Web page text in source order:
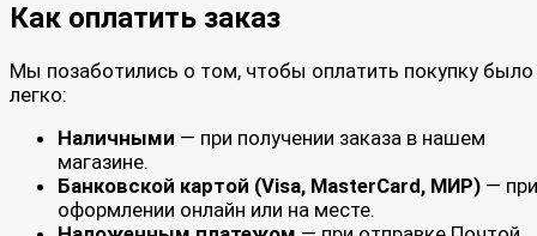
Как оплатить заказ
Мы позаботились о том, чтобы оплатить покупку было
легко:
Наличными — при получении заказа в нашем
магазине.
Банковской картой (Visa, MasterCard, МИР) — при
оформлении онлайн или на месте.